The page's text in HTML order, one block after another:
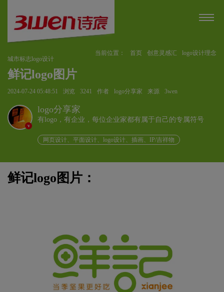
当前位置： 首页 创意灵感汇
logo设计理念
城市标志logo设计
鲜记logo图片
2024-07-24 05:48:51 浏览 3241 作者 logo分享家 来源 3wen
v
logo分享家
有logo，有企业，每位企业家都有属于自己的专属符号
网页设计、平面设计、logo设计、插画、IP/吉祥物
鲜记logo图片：